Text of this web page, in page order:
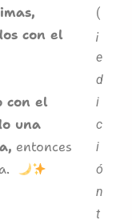
con el
con el
una
entonces
(
¡
e
d
i
c
i
ó
n
t